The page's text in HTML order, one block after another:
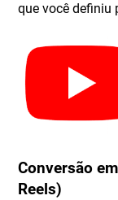
que você definiu
Conversão
Reels)